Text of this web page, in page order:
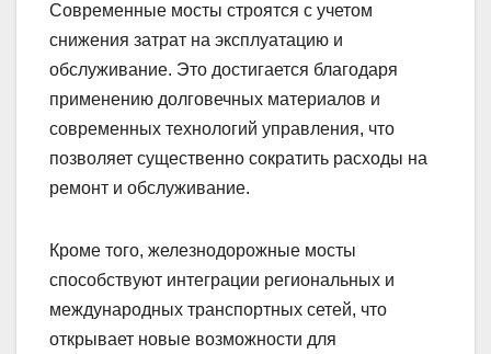
Современные мосты строятся с учетом
снижения затрат на эксплуатацию и
обслуживание. Это достигается благодаря
применению долговечных материалов и
современных технологий управления, что
позволяет существенно сократить расходы на
ремонт и обслуживание.
Кроме того, железнодорожные мосты
способствуют интеграции региональных и
международных транспортных сетей, что
открывает новые возможности для